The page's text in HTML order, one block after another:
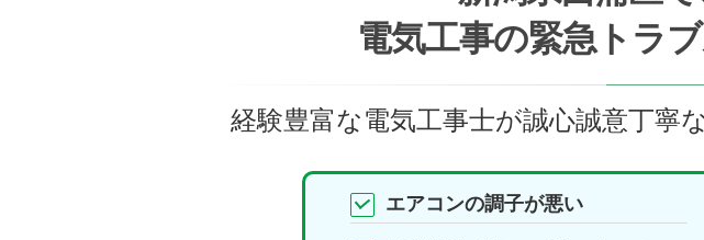
電気工事の緊急トラ
経験豊富な電気工事士が誠心誠意丁寧
エアコンの調子が悪い